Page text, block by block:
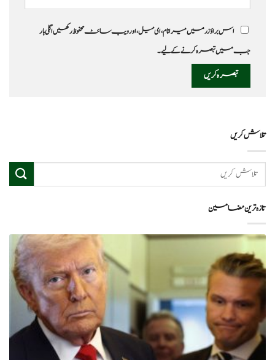
اس براؤزر میں میرا نام، ای میل، اور ویب سائٹ محفوظ رکھیں اگلی بار
جب میں تبصرہ کرنے کےلیے۔
تلاش کریں
تازہ ترین مضامین